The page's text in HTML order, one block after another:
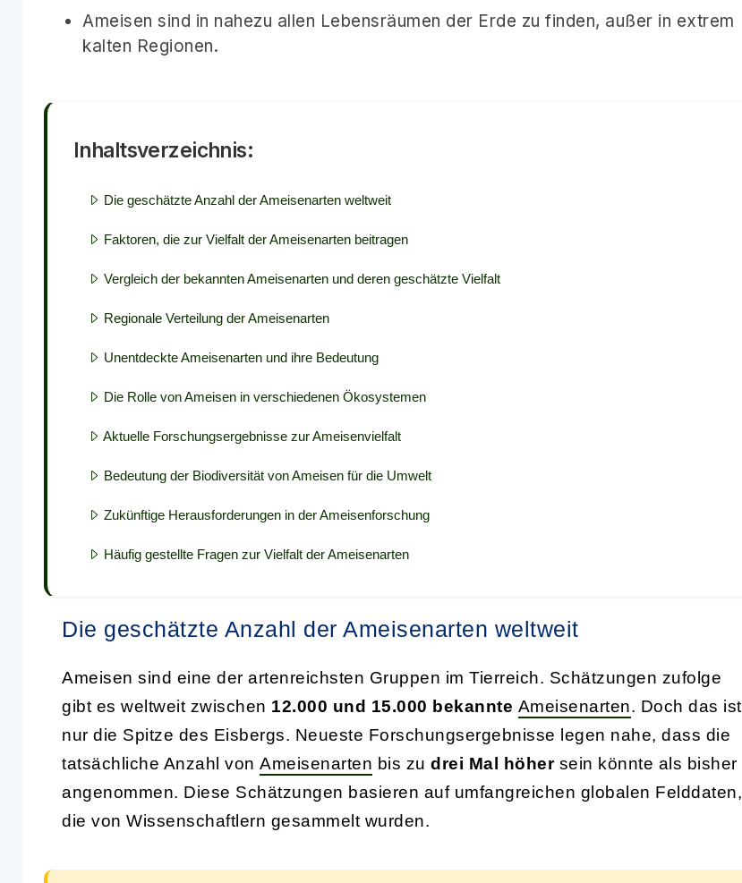
Ameisen sind in nahezu allen Lebensräumen der Erde zu finden, außer in extrem
kalten Regionen.
Inhaltsverzeichnis:
Die geschätzte Anzahl der Ameisenarten weltweit
Faktoren, die zur Vielfalt der Ameisenarten beitragen
Vergleich der bekannten Ameisenarten und deren geschätzte Vielfalt
Regionale Verteilung der Ameisenarten
Unentdeckte Ameisenarten und ihre Bedeutung
Die Rolle von Ameisen in verschiedenen Ökosystemen
Aktuelle Forschungsergebnisse zur Ameisenvielfalt
Bedeutung der Biodiversität von Ameisen für die Umwelt
Zukünftige Herausforderungen in der Ameisenforschung
Häufig gestellte Fragen zur Vielfalt der Ameisenarten
Die geschätzte Anzahl der Ameisenarten weltweit
Ameisen sind eine der artenreichsten Gruppen im Tierreich. Schätzungen zufolge
gibt es weltweit zwischen 12.000 und 15.000 bekannte Ameisenarten. Doch das ist
nur die Spitze des Eisbergs. Neueste Forschungsergebnisse legen nahe, dass die
tatsächliche Anzahl von Ameisenarten bis zu drei Mal höhersein könnte als bisher
angenommen. Diese Schätzungen basieren auf umfangreichen globalen Felddaten,
die von Wissenschaftlern gesammelt wurden.